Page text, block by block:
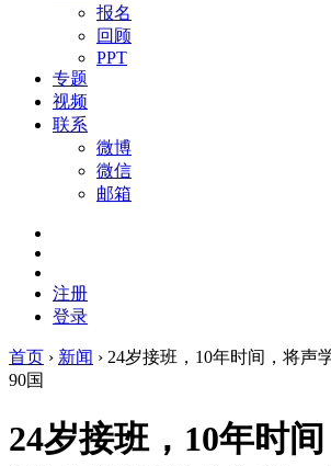
报名
回顾
PPT
专题
视频
联系
微博
微信
邮箱
注册
登录
首页 › 新闻 › 24岁接班，10年时间，将声
90国
24岁接班，10年时